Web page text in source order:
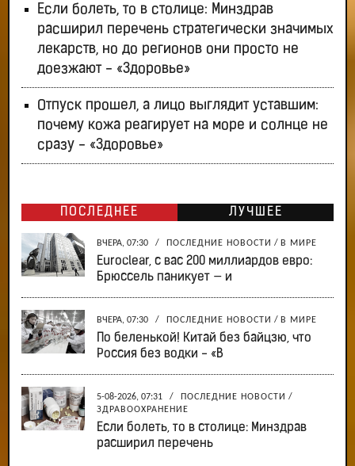
Если болеть, то в столице: Минздрав
расширил перечень стратегически значимых
лекарств, но до регионов они просто не
доезжают - «Здоровье»
Отпуск прошел, а лицо выглядит уставшим:
почему кожа реагирует на море и солнце не
сразу - «Здоровье»
ПОСЛЕДНЕЕ ЛУЧШЕЕ
ВЧЕРА, 07:30 / ПОСЛЕДНИЕ НОВОСТИ / В МИРЕ
Euroclear, с вас 200 миллиардов евро:
Брюссель паникует — и
ВЧЕРА, 07:30 / ПОСЛЕДНИЕ НОВОСТИ / В МИРЕ
По беленькой! Китай без байцзю, что
Россия без водки - «В
5-08-2026, 07:31 / ПОСЛЕДНИЕ НОВОСТИ /
ЗДРАВООХРАНЕНИЕ
Если болеть, то в столице: Минздрав
расширил перечень